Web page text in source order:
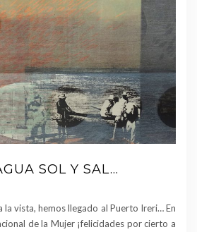
SOL Y SAL…
vista, hemos llegado al Puerto Ireri… En
de la Mujer ¡felicidades por cierto a